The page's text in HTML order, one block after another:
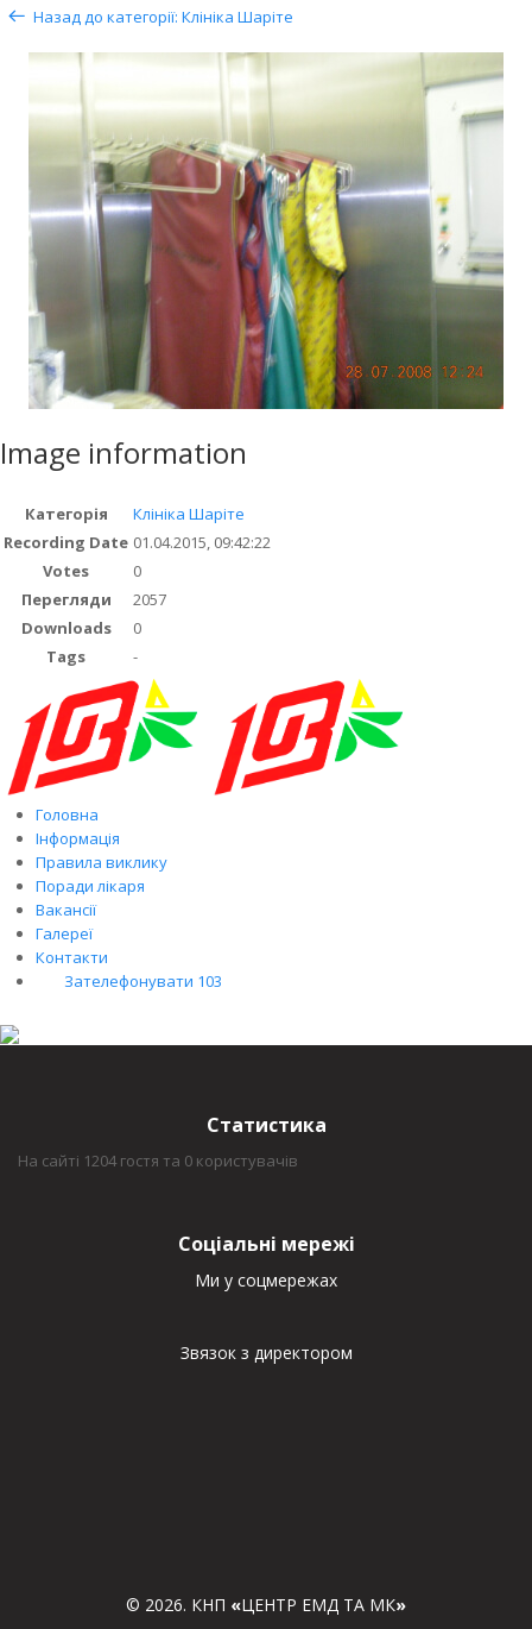
Назад до категорії: Клініка Шаріте
Image information
Категорія
Клініка Шаріте
Recording Date 01.04.2015, 09:42:22
Votes
0
Перегляди
2057
Downloads
0
Tags
-
Головна
Інформація
Правила виклику
Поради лікаря
Вакансії
Галереї
Контакти
Зателефонувати 103
Статистика
На сайті 1204 гостя та 0 користувачів
Соціальні мережі
Ми у соцмережах
Звязок з директором
© 2026. КНП «ЦЕНТР ЕМД ТА МК»